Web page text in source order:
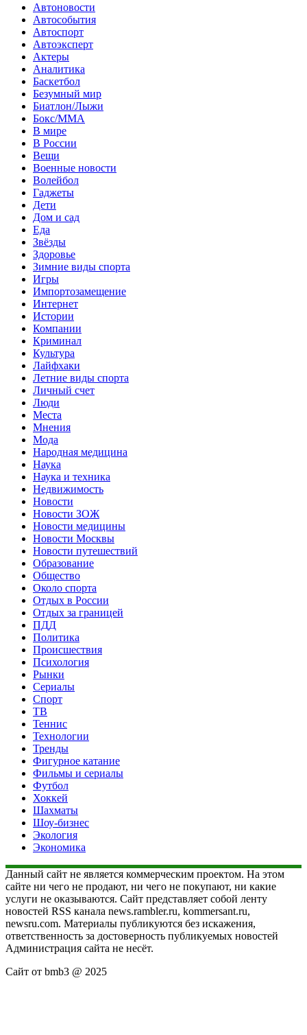
Автоновости
Автособытия
Автоспорт
Автоэксперт
Актеры
Аналитика
Баскетбол
Безумный мир
Биатлон/Лыжи
Бокс/MMA
В мире
В России
Вещи
Военные новости
Волейбол
Гаджеты
Дети
Дом и сад
Еда
Звёзды
Здоровье
Зимние виды спорта
Игры
Импортозамещение
Интернет
Истории
Компании
Криминал
Культура
Лайфхаки
Летние виды спорта
Личный счет
Люди
Места
Мнения
Мода
Народная медицина
Наука
Наука и техника
Недвижимость
Новости
Новости ЗОЖ
Новости медицины
Новости Москвы
Новости путешествий
Образование
Общество
Около спорта
Отдых в России
Отдых за границей
ПДД
Политика
Происшествия
Психология
Рынки
Сериалы
Спорт
ТВ
Теннис
Технологии
Тренды
Фигурное катание
Фильмы и сериалы
Футбол
Хоккей
Шахматы
Шоу-бизнес
Экология
Экономика
Данный сайт не является коммерческим проектом. На этом
сайте ни чего не продают, ни чего не покупают, ни какие
услуги не оказываются. Сайт представляет собой ленту
новостей RSS канала news.rambler.ru, kommersant.ru,
newsru.com. Материалы публикуются без искажения,
ответственность за достоверность публикуемых новостей
Администрация сайта не несёт.
Сайт от bmb3 @ 2025